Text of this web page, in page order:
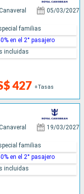
05/03/2027
427 +Tasas
familias
en el 2° pasajero
incluidas
19/03/2027
familias
en el 2° pasajero
incluidas